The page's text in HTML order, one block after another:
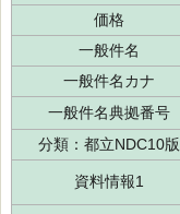
価格
一般件名
一般件名カナ
一般件名典拠番号
分類：都立NDC10版
資料情報1